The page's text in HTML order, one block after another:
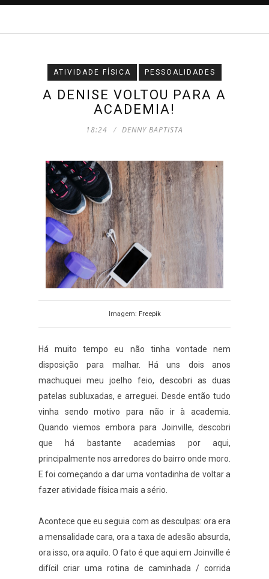
ATIVIDADE FÍSICA PESSOALIDADES
A DENISE VOLTOU PARA A
ACADEMIA!
18:24 DENNY BAPTISTA
Imagem: Freepik
Há muito tempo eu não tinha vontade nem
disposição para malhar. Há uns dois anos
machuquei meu joelho feio, descobri as duas
patelas subluxadas, e arreguei. Desde então tudo
vinha sendo motivo para não ir à academia.
Quando viemos embora para Joinville, descobri
que há bastante academias por aqui,
principalmente nos arredores do bairro onde moro.
E foi começando a dar uma vontadinha de voltar a
fazer atividade física mais a sério.
Acontece que eu seguia com as desculpas: ora era
a mensalidade cara, ora a taxa de adesão absurda,
ora isso, ora aquilo. O fato é que aqui em Joinville é
difícil criar uma rotina de caminhada / corrida